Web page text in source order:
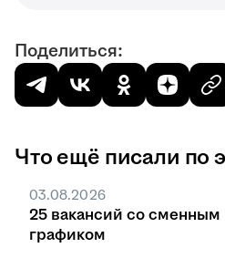
Поделиться:
Что ещё писали по
03.08.2026
25 вакансий со сменным
графиком